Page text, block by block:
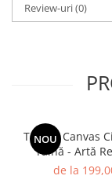
Review-uri(0)
NOU
Tablou Canvas
Taină - Artă
Pictată
de la